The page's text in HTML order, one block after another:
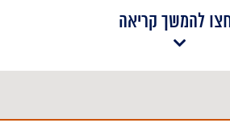
אין הוא מכיר בקיומם של
להמשך קריאה